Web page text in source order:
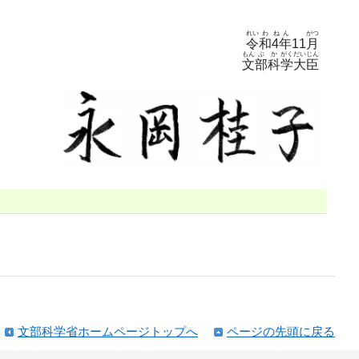
令
れい
和
わ
4年
ねん
11 月
がつ
文
もん
部
ぶ
科
か
学
がく
大
だい
臣
じん
ページの先頭に戻る
文部科学省ホームページトップへ